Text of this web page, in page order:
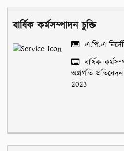
বার্ষিক কর্মসম্পাদন চুক্তি
এ.পি.এ
বার্ষিক
অগ্রগতি
2023